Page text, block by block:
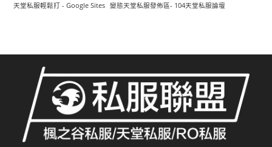
天堂私服輕鬆打 - Google Sites
變態天堂私服發佈區- 104天堂私服論壇